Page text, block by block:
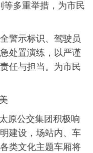
等多重举措，为市民
警示标识、驾驶员
处置演练，以严谨
任与担当。为市民
原公交集团积极响
建设，场站内、车
类文化主题车厢将